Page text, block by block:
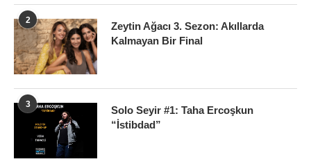
2
Zeytin Ağacı 3. Sezon: Akıllarda
Kalmayan Bir Final
3
Solo Seyir #1: Taha Ercoşkun
“İstibdad”